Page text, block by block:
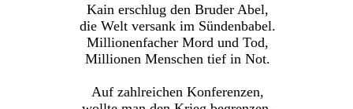
Kain erschlug den Bruder Abel,
die Welt versank im Sündenbabel.
Millionenfacher Mord und Tod,
Millionen Menschen tief in Not.
Auf zahlreichen Konferenzen,